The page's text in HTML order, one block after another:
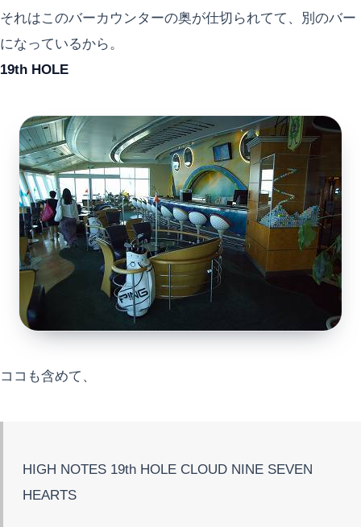
それはこのバーカウンターの奥が仕切られてて、別のバー
になっているから。
19th HOLE
ココも含めて、
HIGH NOTES 19th HOLE CLOUD NINE SEVEN
HEARTS